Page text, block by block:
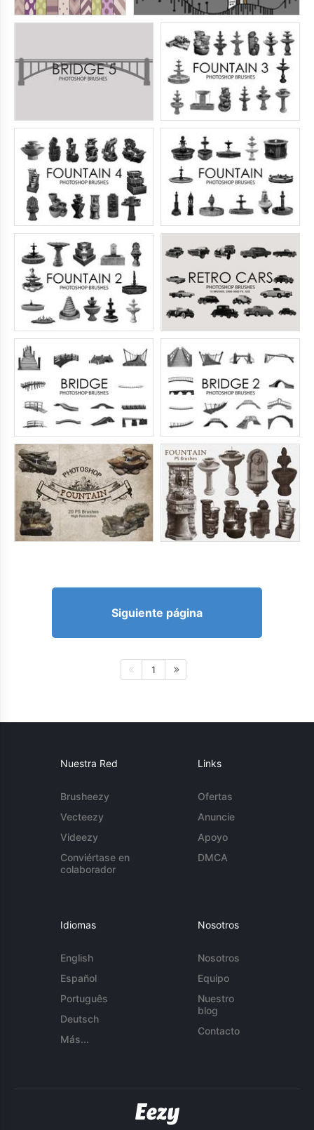
Siguiente página
1
Nuestra Red
Brusheezy
Vecteezy
Videezy
Conviértase en
colaborador
Links
Ofertas
Anuncie
Apoyo
DMCA
Idiomas
English
Español
Português
Deutsch
Más...
Nosotros
Nosotros
Equipo
Nuestro
blog
Contacto